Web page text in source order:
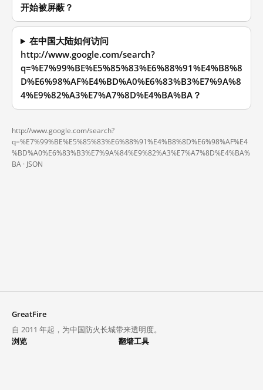
开始被屏蔽？
在中国大陆如何访问
http://www.google.com/search?
q=%E7%99%BE%E5%85%83%E6%88%91%E4%B8%8
D%E6%98%AF%E4%BD%A0%E6%83%B3%E7%9A%8
4%E9%82%A3%E7%A7%8D%E4%BA%BA？
http://www.google.com/search?
q=%E7%99%BE%E5%85%83%E6%88%91%E4%B8%8D%E6%98%AF%E4
%BD%A0%E6%83%B3%E7%9A%84%E9%82%A3%E7%A7%8D%E4%BA%
BA · JSON
GreatFire
自 2011 年起，为中国防火长城带来透明度。
浏览
翻墙工具